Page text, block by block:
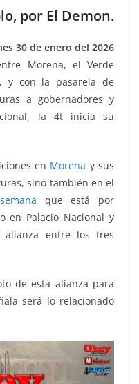
por El Demon.
30 de enero del 2026
Morena, el Verde
y con la pasarela de
a gobernadores y
la 4t inicia su
en Morena y sus
sino también en el
semana que está por
en Palacio Nacional y
entre los tres
de esta alianza para
será lo relacionado